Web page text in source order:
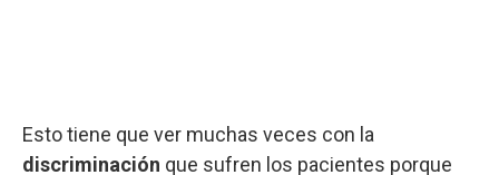
Esto tiene que ver muchas veces con la
discriminación que sufren los pacientes porque